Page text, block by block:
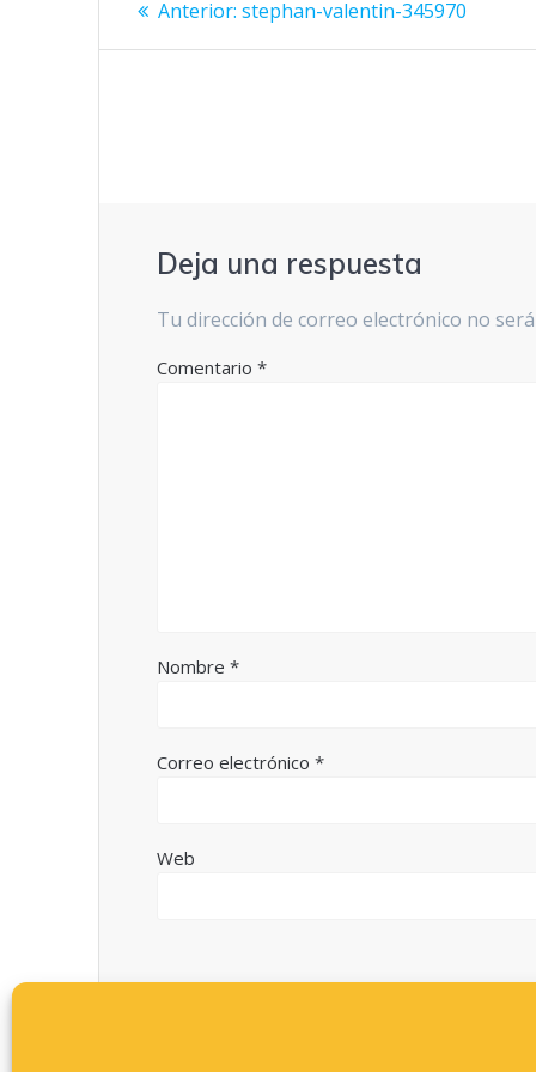
de
Anterior: Entrada
stephan-valentin-345970
Deja una respuesta
Tu dirección de correo electrónico no
Comentario*
Nombre*
Correo electrónico*
Web